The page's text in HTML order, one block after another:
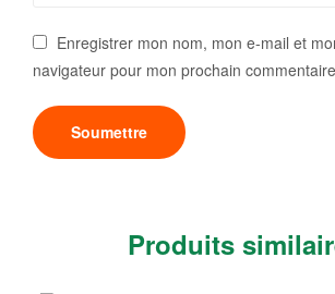
Enregistrer mon nom, mon e-mail et
navigateur pour mon prochain
Produits